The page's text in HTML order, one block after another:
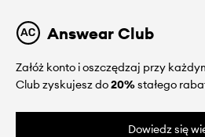
Answear Club
Załóż konto i oszczędzaj przy
Club zyskujesz do20%stałego
Dowiedz się